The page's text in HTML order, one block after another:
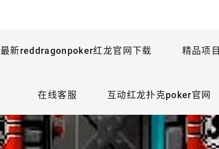
最新reddragonpoker红龙官网下载 精品项目
在线客服 互动红龙扑克poker官网